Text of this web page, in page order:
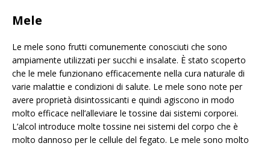
Mele
Le mele sono frutti comunemente conosciuti che sono
ampiamente utilizzati per succhi e insalate. È stato scoperto
che le mele funzionano efficacemente nella cura naturale di
varie malattie e condizioni di salute. Le mele sono note per
avere proprietà disintossicanti e quindi agiscono in modo
molto efficace nell’alleviare le tossine dai sistemi corporei.
L’alcol introduce molte tossine nei sistemi del corpo che è
molto dannoso per le cellule del fegato. Le mele sono molto